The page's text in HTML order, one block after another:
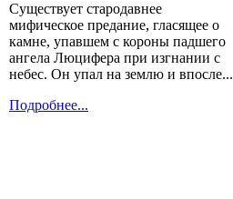
Существует стародавнее
мифическое предание, гласящее о
камне, упавшем с короны падшего
ангела Люцифера при изгнании с
небес. Он упал на землю и впосле...
Подробнее...